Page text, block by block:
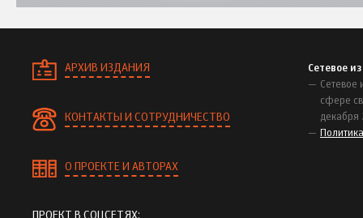
АРХИВ ИЗДАНИЯ
КОНТАКТЫ И СОТРУДНИЧЕСТВО
О ПРОЕКТЕ И АВТОРАХ
Сетевое
Сетевое
сфере
декабря
ПРОЕКТ В СОЦСЕТЯХ: